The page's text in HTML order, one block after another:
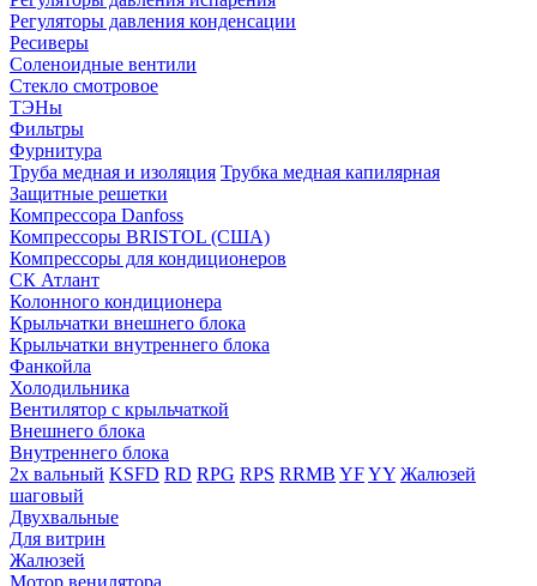
Регуляторы давления конденсации
Ресиверы
Соленоидные вентили
Стекло смотровое
ТЭНы
Фильтры
Фурнитура
Труба медная и изоляция Трубка медная капилярная
Защитные решетки
Компрессора Danfoss
Компрессоры BRISTOL (США)
Компрессоры для кондиционеров
СК Атлант
Колонного кондиционера
Крыльчатки внешнего блока
Крыльчатки внутреннего блока
Фанкойла
Холодильника
Вентилятор с крыльчаткой
Внешнего блока
Внутреннего блока
2х вальный KSFD RD RPG RPS RRMB YFYY Жалюзей
шаговый
Двухвальные
Для витрин
Жалюзей
Мотор венилятора